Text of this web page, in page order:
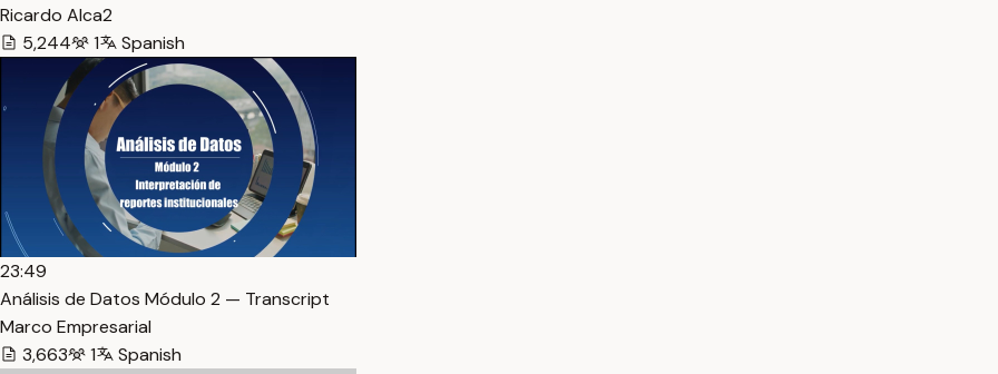
Ricardo Alca2
5,244
1 Spanish
23:49
Análisis de Datos Módulo 2 — Transcript
Marco Empresarial
3,663
1 Spanish